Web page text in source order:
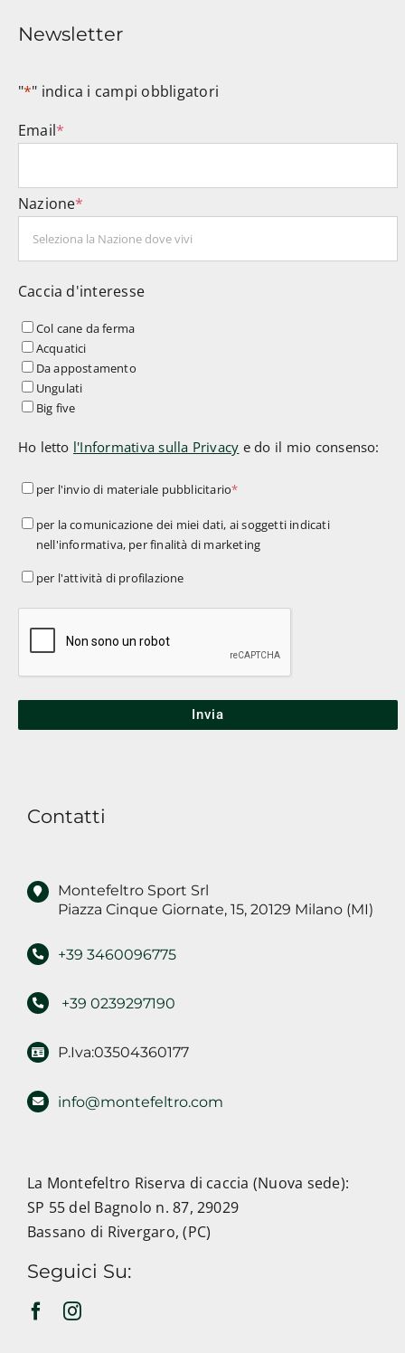
Newsletter
"*" indica i campi obbligatori
Email*
Nazione*
Caccia d'interesse
Col cane da ferma
Acquatici
Da appostamento
Ungulati
Big five
Ho letto l'Informativa sulla Privacy e do il mio consenso:
per
l'invio
pubblicitario*
per l'invio di materiale pubblicitario*
per
comunicazione
ai
di
per la comunicazione dei miei dati, ai soggetti indicati
nell'informativa, per finalità di marketing
per
di
profilazione
per l'attività di profilazione
Contatti
Montefeltro Sport Srl
Piazza Cinque Giornate, 15, 20129 Milano (MI)
+39 3460096775
+39 0239297190
P.Iva:03504360177
info@montefeltro.com
La Montefeltro Riserva di caccia (Nuova sede):
SP 55 del Bagnolo n. 87, 29029
Bassano di Rivergaro, (PC)
Seguici Su: